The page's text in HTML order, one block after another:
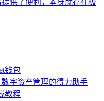
供了便利，本身就存在极
钱包
字资产管理的得力助手
教程